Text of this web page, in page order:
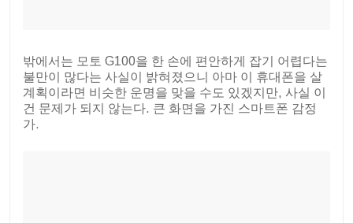
밖에서는 모토 G100을 한 손에 편안하게 잡기 어렵다는
불만이 많다는 사실이 밝혀졌으니 아마 이 휴대폰을 살
계획이라면 비슷한 운명을 맞을 수도 있겠지만, 사실 이
건 문제가 되지 않는다. 큰 화면을 가진 스마트폰 감정
가.